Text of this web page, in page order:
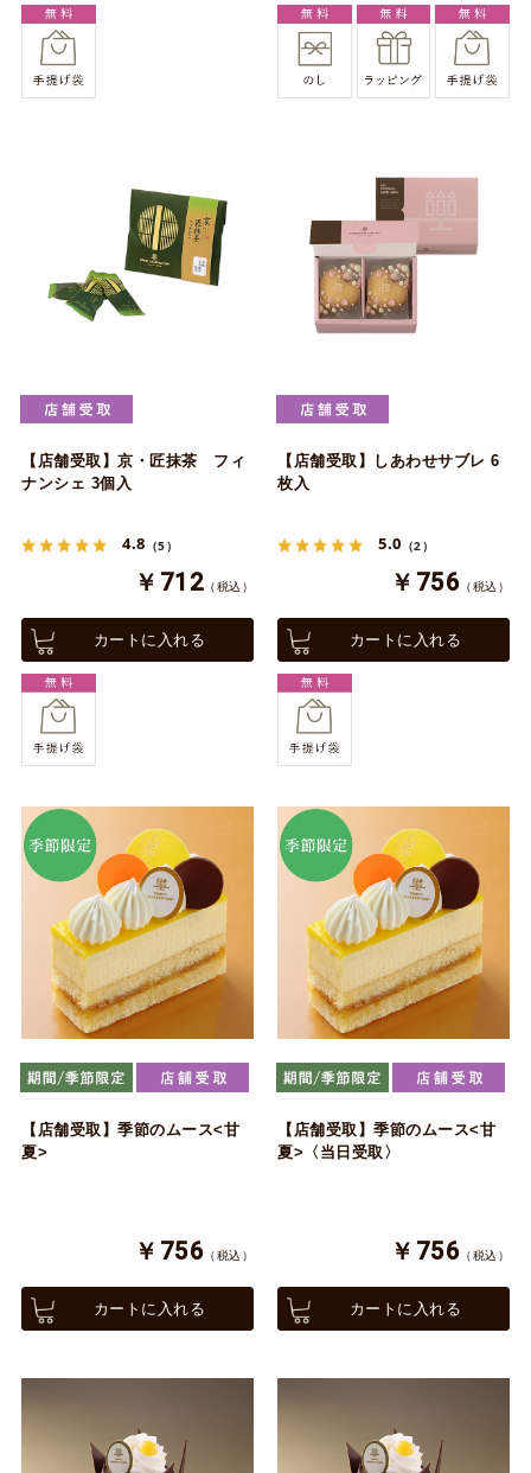
【店舗受取】京・匠抹茶 フィ
ナンシェ 3個入
4.8 （5）
￥712 （税込）
カートに入れる
【店舗受取】しあわせサブレ 6
枚入
5.0 （2）
￥756 （税込）
カートに入れる
【店舗受取】季節のムース<甘
夏>
￥756 （税込）
カートに入れる
【店舗受取】季節のムース<甘
夏>〈当日受取〉
￥756 （税込）
カートに入れる